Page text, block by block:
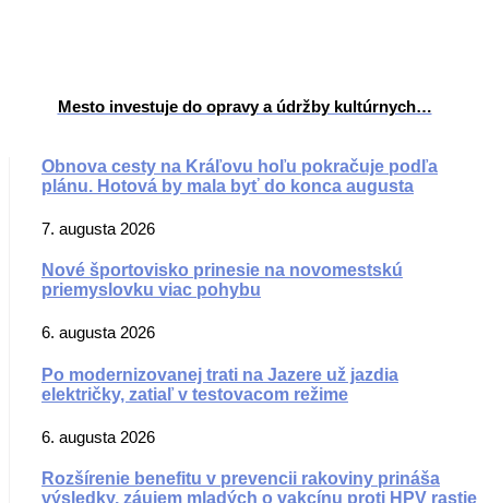
Mesto investuje do opravy a údržby kultúrnych…
Obnova cesty na Kráľovu hoľu pokračuje podľa
plánu. Hotová by mala byť do konca augusta
7. augusta 2026
Nové športovisko prinesie na novomestskú
priemyslovku viac pohybu
6. augusta 2026
Po modernizovanej trati na Jazere už jazdia
električky, zatiaľ v testovacom režime
6. augusta 2026
Rozšírenie benefitu v prevencii rakoviny prináša
výsledky, záujem mladých o vakcínu proti HPV rastie